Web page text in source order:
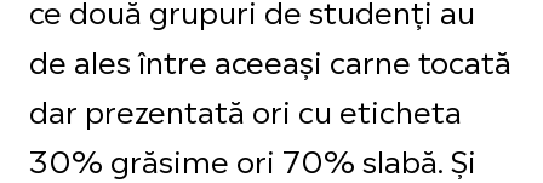
de ales între aceeași carne tocată
dar prezentată ori cu eticheta
30% grăsime ori 70% slabă. Și